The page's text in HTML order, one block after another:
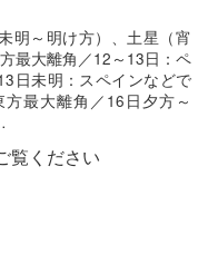
明～明け方）、土星（宵
最大離角／12～13日：ペ
日未明：スペインなどで
最大離角／16日夕方～
覧ください